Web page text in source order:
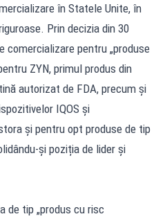
în Statele Unite, în
Prin decizia din 30
comercializare pentru „produse
ZYN, primul produs din
autorizat de FDA, precum și
IQOS și
și pentru opt produse de tip
și poziția de lider și
tip „produs cu risc